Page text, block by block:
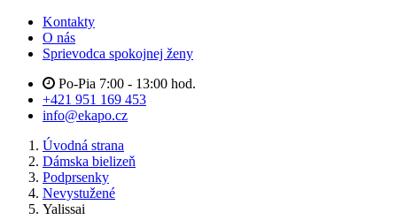
Kontakty
O nás
Sprievodca spokojnej ženy
Po-Pia 7:00 - 13:00 hod.
+421 951 169 453
info@ekapo.cz
Úvodná strana
Dámska bielizeň
Podprsenky
Nevystužené
Yalissai